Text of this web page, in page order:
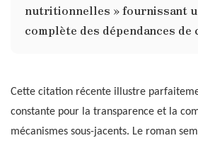
nutritionnelles » fournissant
complète des dépendances de
Cette citation récente illustre
constante pour la transparence et la
mécanismes sous-jacents. Le roman